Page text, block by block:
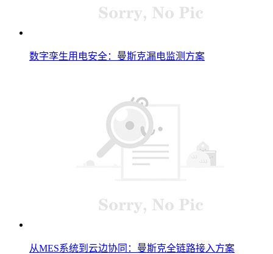
数字孪生用电安全：曼斯克漏电监测方案
从MES系统到云边协同：曼斯克全链路接入方案